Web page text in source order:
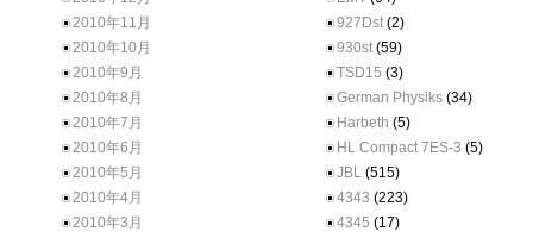
2010年11月
2010年10月
2010年9月
2010年8月
2010年7月
2010年6月
2010年5月
2010年4月
2010年3月
927Dst (2)
930st (59)
TSD15 (3)
German Physiks (34)
Harbeth (5)
HL Compact 7ES-3 (5)
JBL (515)
4343 (223)
4345 (17)